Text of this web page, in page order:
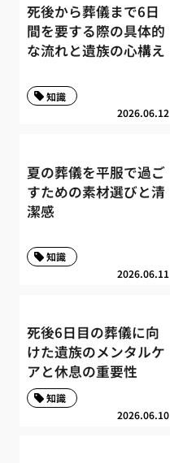
死後から葬儀まで6日
間を要する際の具体的
な流れと遺族の心構え
2026.06.12
知識
夏の葬儀を平服で過ご
すための素材選びと清
潔感
2026.06.11
知識
死後6日目の葬儀に向
けた遺族のメンタルケ
アと休息の重要性
2026.06.10
知識